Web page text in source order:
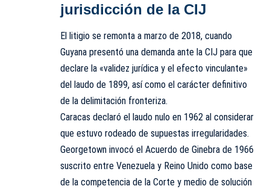
jurisdicción de la CIJ
El litigio se remonta a marzo de 2018, cuando
Guyana presentó una demanda ante la CIJ para que
declare la «validez jurídica y el efecto vinculante»
del laudo de 1899, así como el carácter definitivo
de la delimitación fronteriza.
Caracas declaró el laudo nulo en 1962 al considerar
que estuvo rodeado de supuestas irregularidades.
Georgetown invocó el Acuerdo de Ginebra de 1966
suscrito entre Venezuela y Reino Unido como base
de la competencia de la Corte y medio de solución